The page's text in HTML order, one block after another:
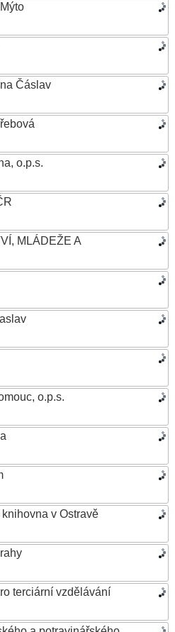
Čáslav
o.p.s.
MLÁDEŽE A
o.p.s.
v Ostravě
terciární vzdělávání